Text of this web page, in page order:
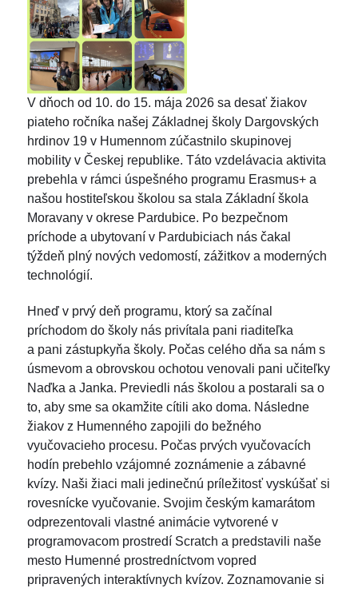
V dňoch od 10. do 15. mája 2026 sa desať žiakov
piateho ročníka našej Základnej školy Dargovských
hrdinov 19 v Humennom zúčastnilo skupinovej
mobility v Českej republike. Táto vzdelávacia aktivita
prebehla v rámci úspešného programu Erasmus+ a
našou hostiteľskou školou sa stala Základní škola
Moravany v okrese Pardubice. Po bezpečnom
príchode a ubytovaní v Pardubiciach nás čakal
týždeň plný nových vedomostí, zážitkov a moderných
technológií.
Hneď v prvý deň programu, ktorý sa začínal
príchodom do školy nás privítala pani riaditeľka
a pani zástupkyňa školy. Počas celého dňa sa nám s
úsmevom a obrovskou ochotou venovali pani učiteľky
Naďka a Janka. Previedli nás školou a postarali sa o
to, aby sme sa okamžite cítili ako doma. Následne
žiakov z Humenného zapojili do bežného
vyučovacieho procesu. Počas prvých vyučovacích
hodín prebehlo vzájomné zoznámenie a zábavné
kvízy. Naši žiaci mali jedinečnú príležitosť vyskúšať si
rovesnícke vyučovanie. Svojim českým kamarátom
odprezentovali vlastné animácie vytvorené v
programovacom prostredí Scratch a predstavili naše
mesto Humenné prostredníctvom vopred
pripravených interaktívnych kvízov. Zoznamovanie si